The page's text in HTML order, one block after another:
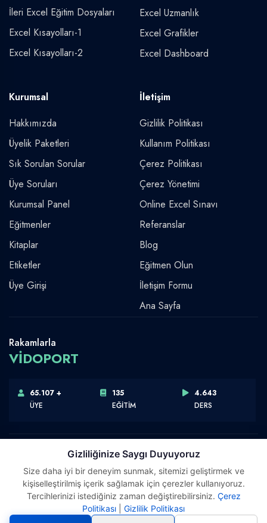
İleri Excel Eğitim Dosyaları
Excel Kısayolları-1
Excel Kısayolları-2
Excel Uzmanlık
Excel Grafikler
Excel Dashboard
Kurumsal
Hakkımızda
Üyelik Paketleri
Sık Sorulan Sorular
Üye Soruları
Kurumsal Panel
Eğitmenler
Kitaplar
Etiketler
Üye Girişi
İletişim
Gizlilik Politikası
Kullanım Politikası
Çerez Politikası
Çerez Yönetimi
Online Excel Sınavı
Referanslar
Blog
Eğitmen Olun
İletişim Formu
Ana Sayfa
Rakamlarla
VİDOPORT
65.107 +
ÜYE
135
EĞİTİM
4.643
DERS
Telif Hakkı © 2026 Vidoport, Inc.
Software,Design & Development:Webimonline
Gizliliğinize Saygı Duyuyoruz
Size daha iyi bir deneyim sunmak, sitemizi geliştirmek ve
kişiselleştirilmiş içerik sağlamak için çerezler kullanıyoruz.
Tercihlerinizi istediğiniz zaman değiştirebilirsiniz. Çerez
Politikası
Gizlilik Politikası